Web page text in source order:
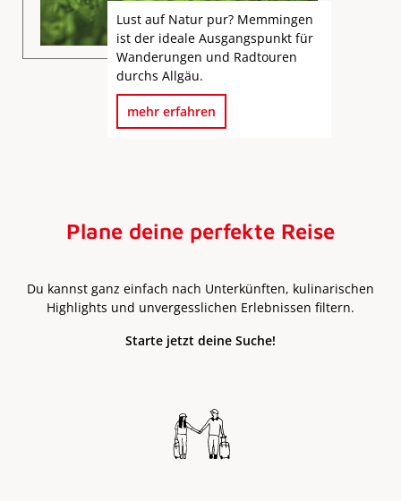
Lust auf Natur pur? Memmingen
ist der ideale Ausgangspunkt für
Wanderungen und Radtouren
durchs Allgäu.
mehr erfahren
Plane deine perfekte Reise
Du kannst ganz einfach nach Unterkünften, kulinarischen
Highlights und unvergesslichen Erlebnissen filtern.
Starte jetzt deine Suche!